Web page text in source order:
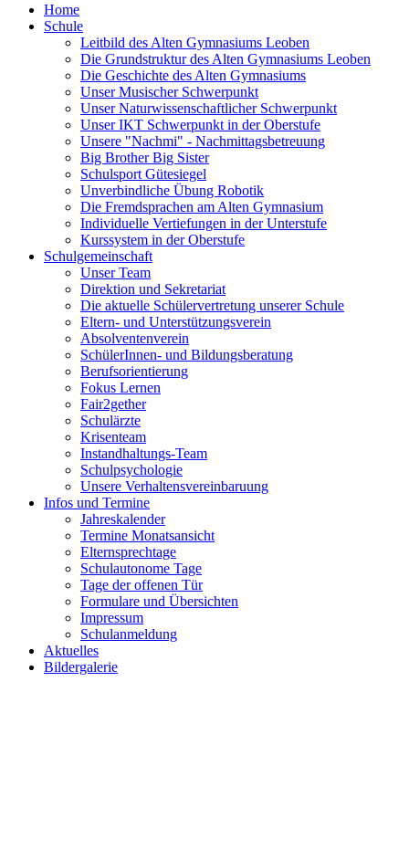
Home
Schule
Leitbild des Alten Gymnasiums Leoben
Die Grundstruktur des Alten Gymnasiums Leoben
Die Geschichte des Alten Gymnasiums
Unser Musischer Schwerpunkt
Unser Naturwissenschaftlicher Schwerpunkt
Unser IKT Schwerpunkt in der Oberstufe
Unsere "Nachmi" - Nachmittagsbetreuung
Big Brother Big Sister
Schulsport Gütesiegel
Unverbindliche Übung Robotik
Die Fremdsprachen am Alten Gymnasium
Individuelle Vertiefungen in der Unterstufe
Kurssystem in der Oberstufe
Schulgemeinschaft
Unser Team
Direktion und Sekretariat
Die aktuelle Schülervertretung unserer Schule
Eltern- und Unterstützungsverein
Absolventenverein
SchülerInnen- und Bildungsberatung
Berufsorientierung
Fokus Lernen
Fair2gether
Schulärzte
Krisenteam
Instandhaltungs-Team
Schulpsychologie
Unsere Verhaltensvereinbaruung
Infos und Termine
Jahreskalender
Termine Monatsansicht
Elternsprechtage
Schulautonome Tage
Tage der offenen Tür
Formulare und Übersichten
Impressum
Schulanmeldung
Aktuelles
Bildergalerie